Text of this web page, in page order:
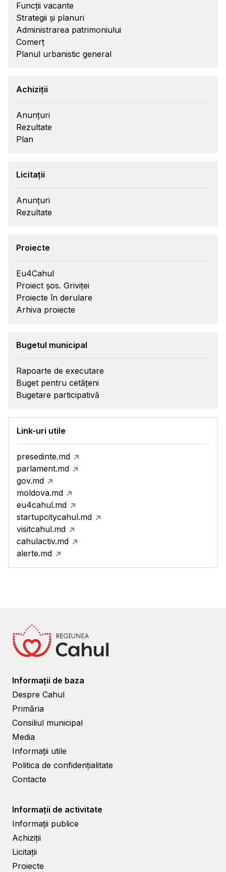
Funcții vacante
Strategii și planuri
Administrarea patrimoniului
Comerț
Planul urbanistic general
Achiziții
Anunțuri
Rezultate
Plan
Licitații
Anunțuri
Rezultate
Proiecte
Eu4Cahul
Proiect șos. Griviței
Proiecte în derulare
Arhiva proiecte
Bugetul municipal
Rapoarte de executare
Buget pentru cetățeni
Bugetare participativă
Link-uri utile
presedinte.md
parlament.md
gov.md
moldova.md
eu4cahul.md
startupcitycahul.md
visitcahul.md
cahulactiv.md
alerte.md
Informații de baza
Despre Cahul
Primăria
Consiliul municipal
Media
Informații utile
Politica de confidențialitate
Contacte
Informații de activitate
Informații publice
Achiziții
Licitații
Proiecte